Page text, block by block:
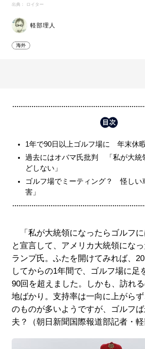
出典： ロイター
軽部理人
海外
1年で90日以上ゴルフ場に 年末休
過去にはオバマ氏批判 「私が大統
どしない」
ゴルフ場でミーティング？ 怪しい
害」
「私が大統領になったらゴルフに
と宣言して、アメリカ大統領にな
ランプ氏。ふたを開けてみれば、
してからの1年間で、ゴルフ場に足
90回を超えました。しかも、訪れ
地ばかり。支持率は一向に上がら
のものが多いようですが、ゴルフ
夫？（朝日新聞国際報道部記者・軽